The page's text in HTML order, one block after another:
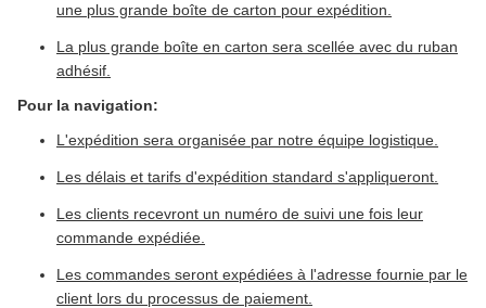
une plus grande boîte de carton pour expédition.
La plus grande boîte en carton sera scellée avec du ruban
adhésif.
Pour la navigation:
L'expédition sera organisée par notre équipe logistique.
Les délais et tarifs d'expédition standard s'appliqueront.
Les clients recevront un numéro de suivi une fois leur
commande expédiée.
Les commandes seront expédiées à l'adresse fournie par le
client lors du processus de paiement.